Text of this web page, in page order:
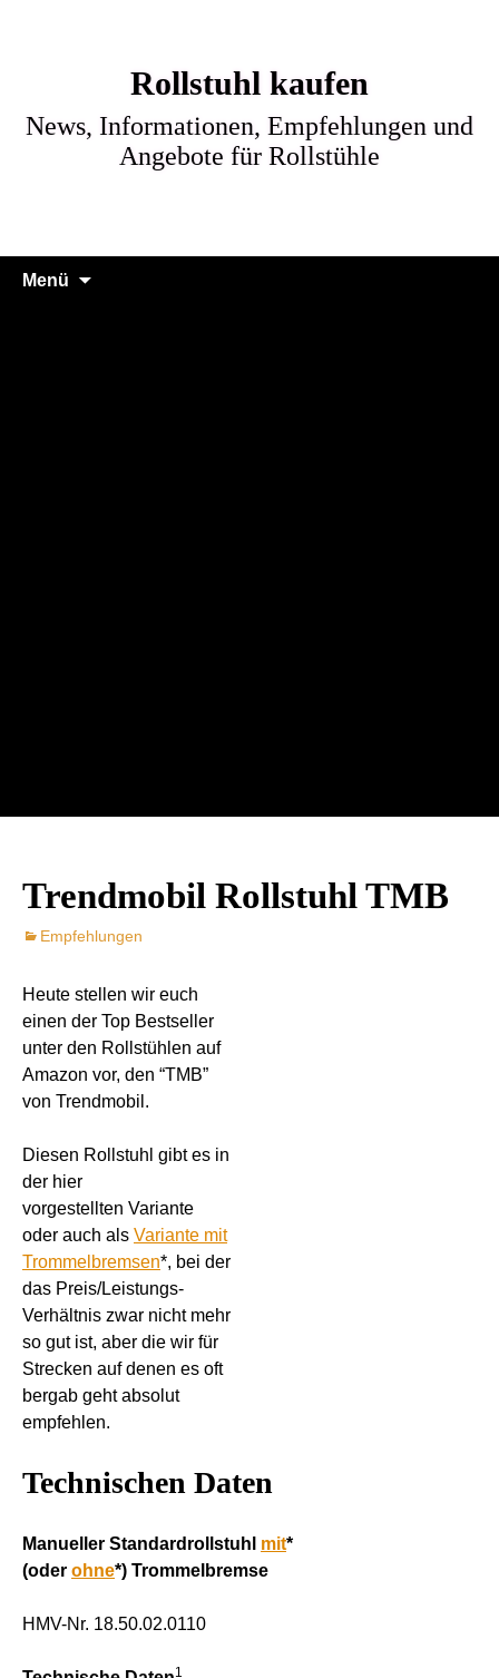
Rollstuhl kaufen
News, Informationen, Empfehlungen und
Angebote für Rollstühle
Menü
Trendmobil Rollstuhl TMB
Empfehlungen
Heute stellen wir euch
einen der Top Bestseller
unter den Rollstühlen auf
Amazon vor, den “TMB”
von Trendmobil.
Diesen Rollstuhl gibt es in
der hier
vorgestellten Variante
oder auch als Variante mit
Trommelbremsen*, bei der
das Preis/Leistungs-
Verhältnis zwar nicht mehr
so gut ist, aber die wir für
Strecken auf denen es oft
bergab geht absolut
empfehlen.
Technischen Daten
Manueller Standardrollstuhl mit*
(oder ohne*) Trommelbremse
HMV-Nr. 18.50.02.0110
1